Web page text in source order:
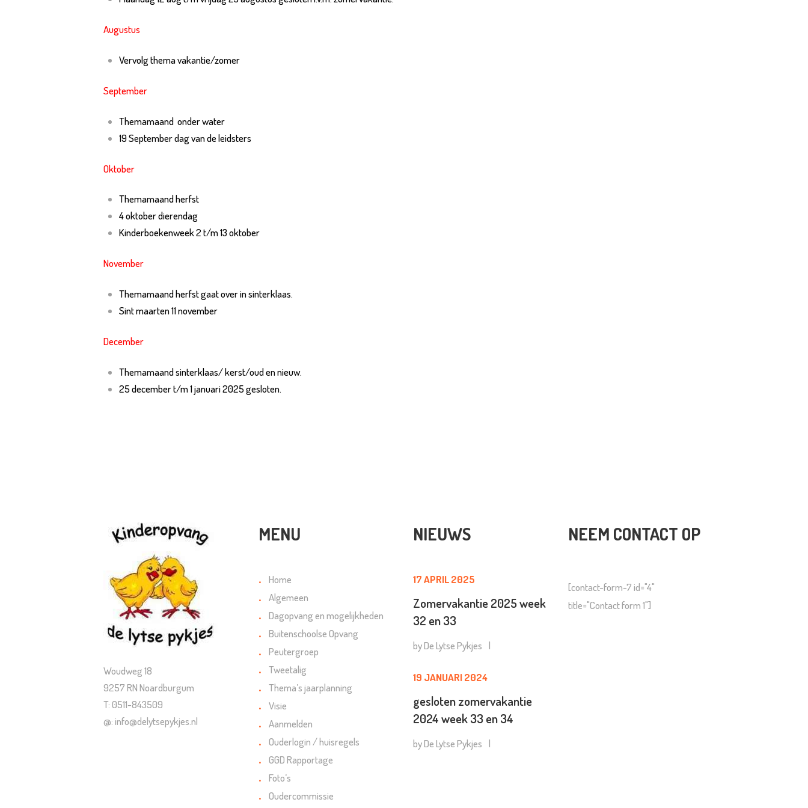
Augustus
Vervolg thema vakantie/zomer
September
Themamaand onder water
19 September dag van de leidsters
Oktober
Themamaand herfst
4 oktober dierendag
Kinderboekenweek 2 t/m 13 oktober
November
Themamaand herfst gaat over in sinterklaas.
Sint maarten 11 november
December
Themamaand sinterklaas/ kerst/oud en nieuw.
25 december t/m 1 januari 2025 gesloten.
Woudweg 18
9257 RN Noardburgum
T: 0511-843509
@: info@delytsepykjes.nl
MENU
Home
Algemeen
Dagopvang en mogelijkheden
Buitenschoolse Opvang
Peutergroep
Tweetalig
Thema’s jaarplanning
Visie
Aanmelden
Ouderlogin / huisregels
GGD Rapportage
Foto’s
Oudercommissie
NIEUWS
17 APRIL 2025
Zomervakantie 2025 week
32 en 33
byDe Lytse Pykjes
19 JANUARI 2024
gesloten zomervakantie
2024 week 33 en 34
byDe Lytse Pykjes
NEEM CONTACT OP
[contact-form-7 id="4"
title="Contact form 1"]